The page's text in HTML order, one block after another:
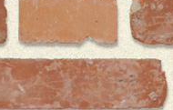
Plancher porteur
BriQ